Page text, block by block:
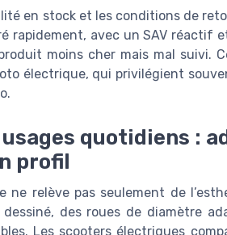
en stock et les conditions de
rapidement, avec un SAV réactif
moins cher mais mal suivi.
électrique, qui privilégient
quotidiens :
profil
ne relève pas seulement de
des roues de diamètre
Les scooters électriques